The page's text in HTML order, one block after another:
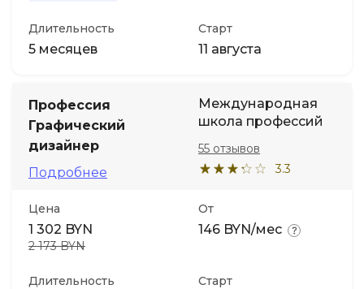
Длительность
5 месяцев
Старт
11 августа
Профессия
Графический
дизайнер
Подробнее
Международная
школа профессий
3.3
55 отзывов
Цена
1 302 BYN
2 173 BYN
От
146 BYN/мес
Длительность Старт